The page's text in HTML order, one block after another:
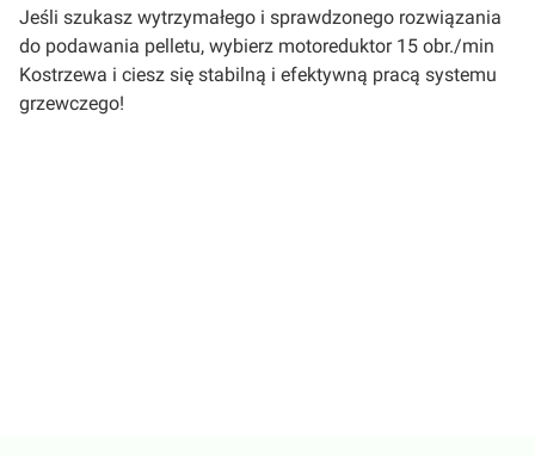
Jeśli szukasz wytrzymałego i sprawdzonego rozwiązania
do podawania pelletu, wybierz motoreduktor 15 obr./min
Kostrzewa i ciesz się stabilną i efektywną pracą systemu
grzewczego!